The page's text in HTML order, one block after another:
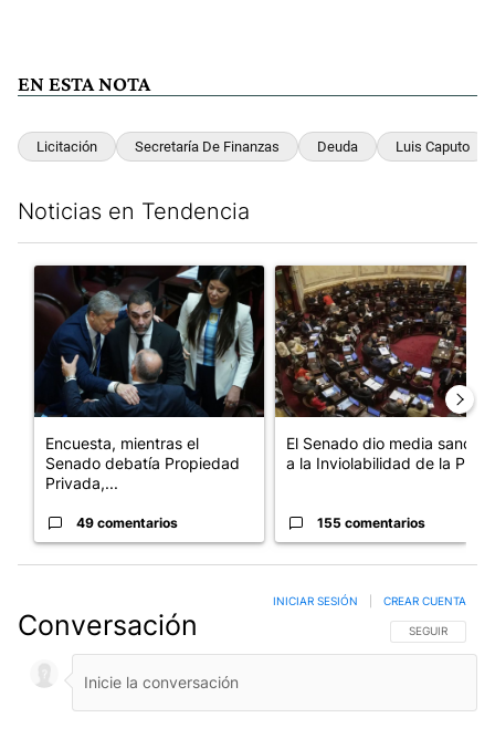
EN ESTA NOTA
Licitación Secretaría De Finanzas Deuda Luis Caputo
Noticias en Tendencia
Un artículo de tendencia con el título "Encuesta, mientras el
Encuesta, mientras el
Senado debatía Propiedad
Privada,...
49 comentarios
Un artículo de tendencia con
El Senado dio media sanción
a la Inviolabilidad de la P...
155 comentarios
Conversación SIGA ESTA
SEGUIR
INICIAR SESIÓN CREAR CUENTA